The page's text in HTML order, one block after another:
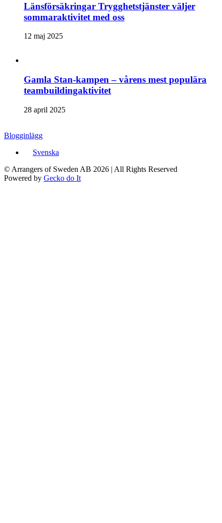
Länsförsäkringar Trygghetstjänster väljer
sommaraktivitet med oss
12 maj 2025
Gamla Stan-kampen – vårens mest populära
teambuildingaktivitet
28 april 2025
Blogginlägg
Svenska
© Arrangers of Sweden AB 2026 | All Rights Reserved
Powered by Gecko do It